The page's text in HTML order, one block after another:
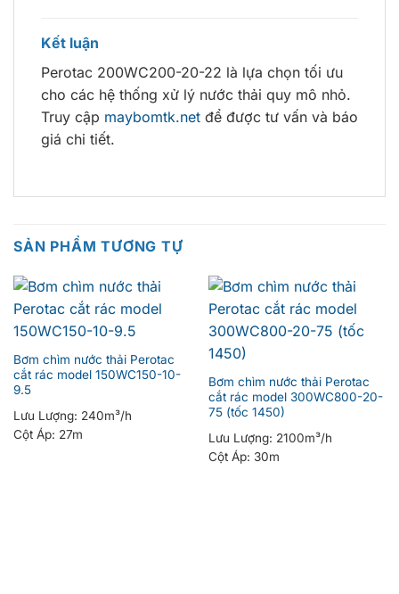
Kết luận
Perotac 200WC200-20-22 là lựa chọn tối ưu
cho các hệ thống xử lý nước thải quy mô nhỏ.
Truy cập maybomtk.net để được tư vấn và báo
giá chi tiết.
SẢN PHẨM TƯƠNG TỰ
Bơm chìm nước thải Perotac
cắt rác model 150WC150-10-
9.5
Lưu Lượng: 240m³/h
Cột Áp: 27m
Bơm chìm nước thải Perotac
cắt rác model 300WC800-20-
75 (tốc 1450)
Lưu Lượng: 2100m³/h
Cột Áp: 30m